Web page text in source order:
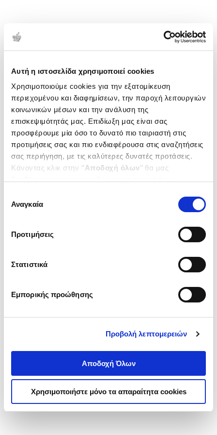
Αυτή η ιστοσελίδα χρησιμοποιεί cookies
Χρησιμοποιούμε cookies για την εξατομίκευση
περιεχομένου και διαφημίσεων, την παροχή λειτουργιών
κοινωνικών μέσων και την ανάλυση της
επισκεψιμότητάς μας. Επιδίωξη μας είναι σας
προσφέρουμε μία όσο το δυνατό πιο ταιριαστή στις
προτιμήσεις σας και πιο ενδιαφέρουσα στις αναζητήσεις
σας περιήγηση, με τις καλύτερες δυνατές προτάσεις.
Κάνοντας κλικ στην ‘’Αποδοχή όλων’’ θα μας
ενδιαφέρουν και να επιλέξετε από τα παρακάτω με την
΄΄και να ενημερωθείτε σχετικά με
συγκατάθεσης
Αναγκαία
Προτιμήσεις
Στατιστικά
Εμπορικής προώθησης
Προβολή λεπτομερειών
Αποδοχή Όλων
Χρησιμοποιήστε μόνο τα απαραίτητα cookies